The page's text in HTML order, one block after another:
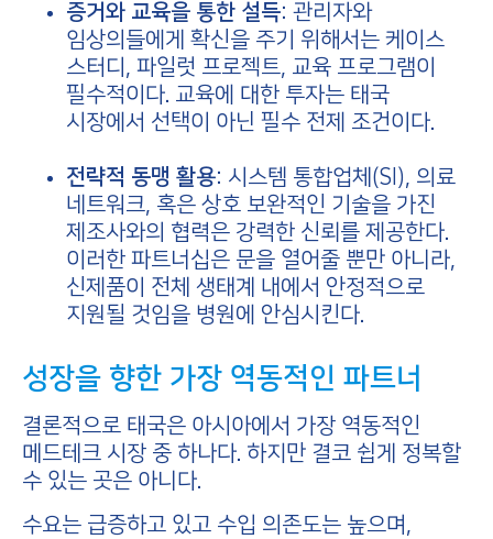
증거와 교육을 통한 설득: 관리자와
임상의들에게 확신을 주기 위해서는 케이스
스터디, 파일럿 프로젝트, 교육 프로그램이
필수적이다. 교육에 대한 투자는 태국
시장에서 선택이 아닌 필수 전제 조건이다.
전략적 동맹 활용: 시스템 통합업체(SI), 의료
네트워크, 혹은 상호 보완적인 기술을 가진
제조사와의 협력은 강력한 신뢰를 제공한다.
이러한 파트너십은 문을 열어줄 뿐만 아니라,
신제품이 전체 생태계 내에서 안정적으로
지원될 것임을 병원에 안심시킨다.
성장을 향한 가장 역동적인 파트너
결론적으로 태국은 아시아에서 가장 역동적인
메드테크 시장 중 하나다. 하지만 결코 쉽게 정복할
수 있는 곳은 아니다.
수요는 급증하고 있고 수입 의존도는 높으며,